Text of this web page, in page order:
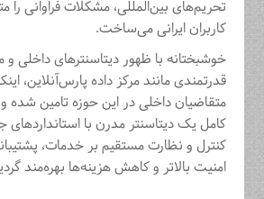
تحریم‌های بین‌المللی، مشکلات فراوانی را
کاربران ایرانی می‌ساخت.
خوشبختانه با ظهور دیتاسنترهای داخلی و
قدرتمندی مانند مرکز داده پارس‌آنلاین،
متقاضیان داخلی در این حوزه تامین شده و
کامل یک دیتاسنتر مدرن با استانداردهای
کنترل و نظارت مستقیم بر خدمات،
امنیت بالاتر و کاهش هزینه‌ها بهره‌مند